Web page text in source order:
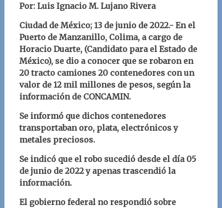
Por: Luis Ignacio M. Lujano Rivera
Ciudad de México; 13 de junio de 2022.- En el
Puerto de Manzanillo, Colima, a cargo de
Horacio Duarte, (Candidato para el Estado de
México), se dio a conocer que se robaron en
20 tracto camiones 20 contenedores con un
valor de 12 mil millones de pesos, según la
información de CONCAMIN.
Se informó que dichos contenedores
transportaban oro, plata, electrónicos y
metales preciosos.
Se indicó que el robo sucedió desde el día 05
de junio de 2022 y apenas trascendió la
información.
El gobierno federal no respondió sobre